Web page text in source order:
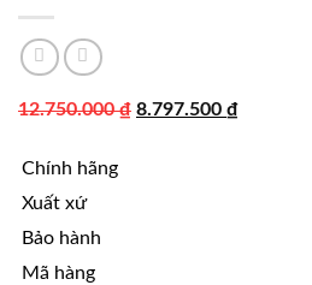
12.750.000₫ Giá
8.797.500 ₫Giá
Chính hãng
Xuất xứ
Bảo hành
Mã hàng